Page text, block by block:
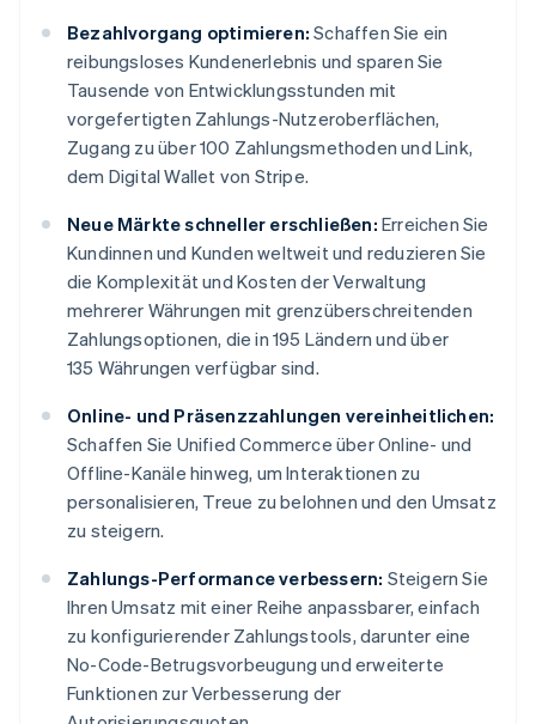
Bezahlvorgang optimieren: Schaffen Sie ein
reibungsloses Kundenerlebnis und sparen Sie
Tausende von Entwicklungsstunden mit
vorgefertigten Zahlungs-Nutzeroberflächen,
Zugang zu über 100 Zahlungsmethoden und Link,
dem Digital Wallet von Stripe.
Neue Märkte schneller erschließen: Erreichen Sie
Kundinnen und Kunden weltweit und reduzieren Sie
die Komplexität und Kosten der Verwaltung
mehrerer Währungen mit grenzüberschreitenden
Zahlungsoptionen, die in 195 Ländern und über
135 Währungen verfügbar sind.
Online- und Präsenzzahlungen vereinheitlichen:
Schaffen Sie Unified Commerce über Online- und
Offline-Kanäle hinweg, um Interaktionen zu
personalisieren, Treue zu belohnen und den Umsatz
zu steigern.
Zahlungs-Performance verbessern: Steigern Sie
Ihren Umsatz mit einer Reihe anpassbarer, einfach
zu konfigurierender Zahlungstools, darunter eine
No-Code-Betrugsvorbeugung und erweiterte
Funktionen zur Verbesserung der